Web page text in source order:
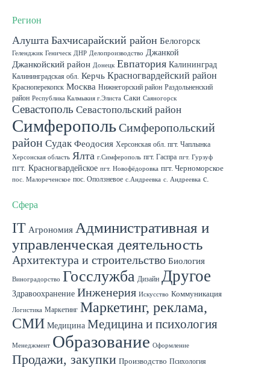
Регион
Алушта Бахчисарайский район Белогорск
Геленджик Геническ ДНР Делопроизводство Джанкой
Джанкойский район Донецк Евпатория Калининград
Калининградская обл. Керчь Красногвардейский район
Красноперекопск Москва Нижнегорский район Раздольненский
район Республика Калмыкия г.Элиста Саки Саяногорск
Севастополь Севастопольский район
СимферопольСимферопольский
район Судак Феодосия Херсонская обл. пгт. Чаплынка
Херсонская область Ялта г.Симферополь пгт. Гаспра пгт. Гурзуф
пгт. Красногвардейское пгт. Новофёдоровка пгт. Черноморское
пос. Малореченское пос. Оползневое с.Андреевка с. Андреевка с.
с.Школьное
Сфера
IT Агрономия Административная и
управленческая деятельность
Архитектура и строительство Биология
Виноградорство Госслужба Дизайн Другое
Здравоохранение Инженерия Искусство Коммуникация
Логистика Маркетинг Маркетинг, реклама,
СМИ Медицина Медицина и психология
Менеджмент Образование Оформление
Продажи, закупки Производство Психология